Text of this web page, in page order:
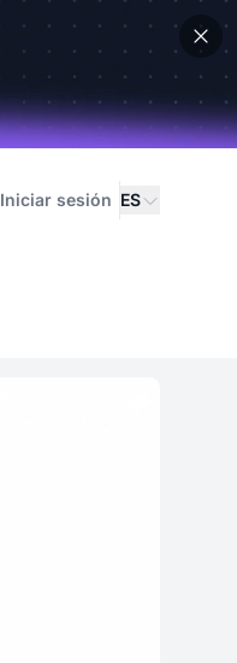
Iniciar sesión ES